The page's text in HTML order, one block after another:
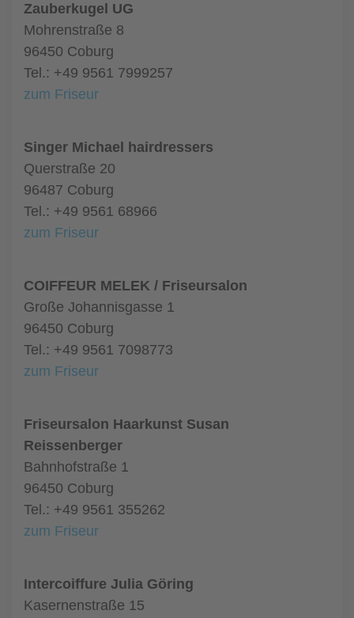
Zauberkugel UG
Mohrenstraße 8
96450 Coburg
Tel.: +49 9561 7999257
zum Friseur
Singer Michael hairdressers
Querstraße 20
96487 Coburg
Tel.: +49 9561 68966
zum Friseur
COIFFEUR MELEK / Friseursalon
Große Johannisgasse 1
96450 Coburg
Tel.: +49 9561 7098773
zum Friseur
Friseursalon Haarkunst Susan
Reissenberger
Bahnhofstraße 1
96450 Coburg
Tel.: +49 9561 355262
zum Friseur
Intercoiffure Julia Göring
Kasernenstraße 15